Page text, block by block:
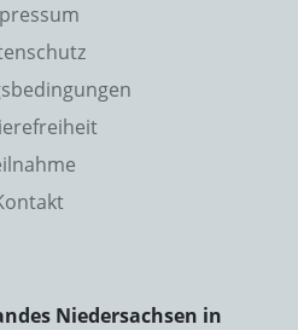
Niedersachsen in